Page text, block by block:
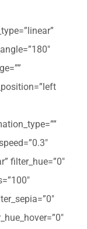
filter_hue=”0″